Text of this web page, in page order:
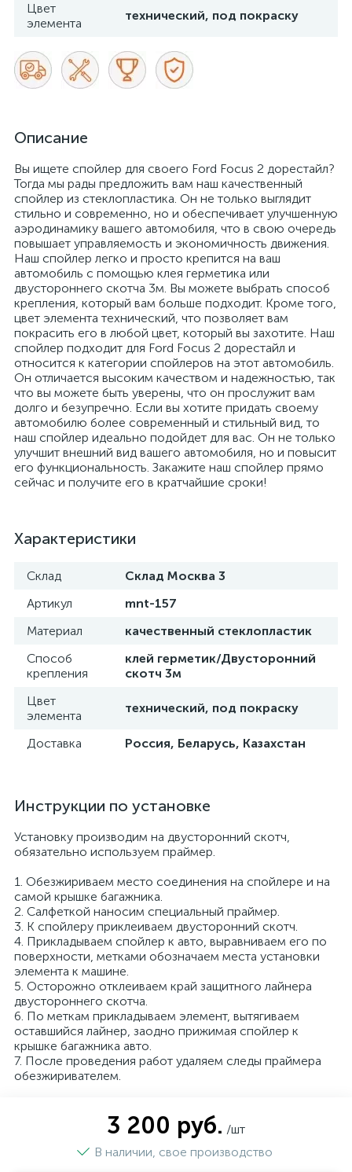
Цвет
элемента
технический, под покраску
Описание
Вы ищете спойлер для своего Ford Focus 2 дорестайл?
Тогда мы рады предложить вам наш качественный
спойлер из стеклопластика. Он не только выглядит
стильно и современно, но и обеспечивает улучшенную
аэродинамику вашего автомобиля, что в свою очередь
повышает управляемость и экономичность движения.
Наш спойлер легко и просто крепится на ваш
автомобиль с помощью клея герметика или
двустороннего скотча 3м. Вы можете выбрать способ
крепления, который вам больше подходит. Кроме того,
цвет элемента технический, что позволяет вам
покрасить его в любой цвет, который вы захотите. Наш
спойлер подходит для Ford Focus 2 дорестайл и
относится к категории спойлеров на этот автомобиль.
Он отличается высоким качеством и надежностью, так
что вы можете быть уверены, что он прослужит вам
долго и безупречно. Если вы хотите придать своему
автомобилю более современный и стильный вид, то
наш спойлер идеально подойдет для вас. Он не только
улучшит внешний вид вашего автомобиля, но и повысит
его функциональность. Закажите наш спойлер прямо
сейчас и получите его в кратчайшие сроки!
Характеристики
Склад
Склад Москва 3
Артикул
mnt-157
Материал
качественный стеклопластик
Способ
крепления
клей герметик/Двусторонний
скотч 3м
Цвет
элемента
технический, под покраску
Доставка Россия, Беларусь, Казахстан
Инструкции по установке
Установку производим на двусторонний скотч,
обязательно используем праймер.
1. Обезжириваем место соединения на спойлере и на
самой крышке багажника.
2. Салфеткой наносим специальный праймер.
3. К спойлеру приклеиваем двусторонний скотч.
4. Прикладываем спойлер к авто, выравниваем его по
поверхности, метками обозначаем места установки
элемента к машине.
5. Осторожно отклеиваем край защитного лайнера
двустороннего скотча.
6. По меткам прикладываем элемент, вытягиваем
оставшийся лайнер, заодно прижимая спойлер к
крышке багажника авто.
7. После проведения работ удаляем следы праймера
обезжиривателем.
3 200 руб. /шт
В наличии, свое производство